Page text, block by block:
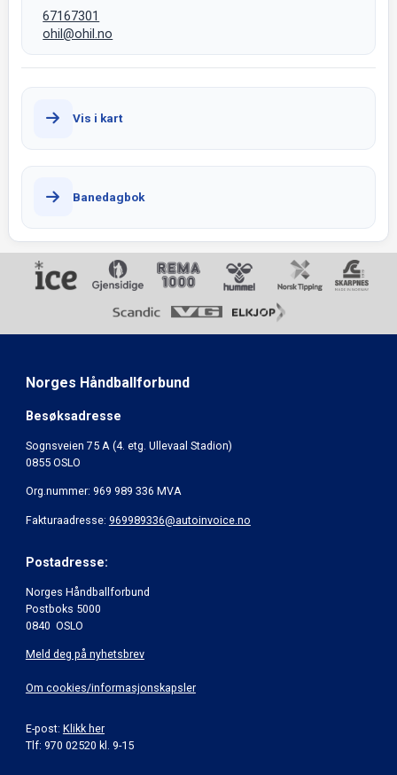
67167301
ohil@ohil.no
Vis i kart
Banedagbok
Norges Håndballforbund
Besøksadresse
Sognsveien 75 A (4. etg. Ullevaal Stadion)
0855 OSLO
Org.nummer: 969 989 336 MVA
Fakturaadresse: 969989336@autoinvoice.no
Postadresse:
Norges Håndballforbund
Postboks 5000
0840 OSLO
Meld deg på nyhetsbrev
Om cookies/informasjonskapsler
E-post: Klikk her
Tlf: 970 02520 kl. 9-15